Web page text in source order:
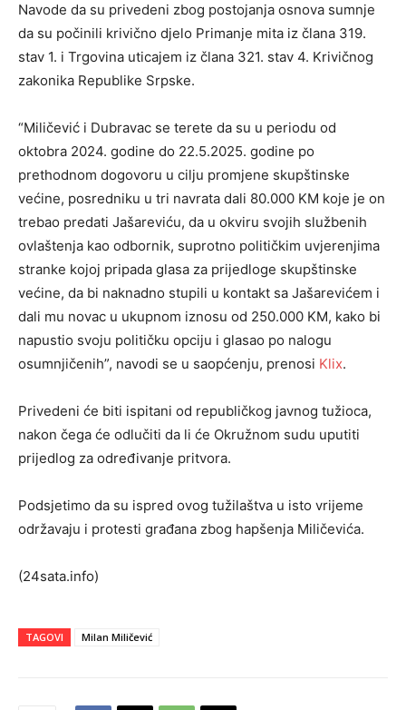
Navode da su privedeni zbog postojanja osnova sumnje
da su počinili krivično djelo Primanje mita iz člana 319.
stav 1. i Trgovina uticajem iz člana 321. stav 4. Krivičnog
zakonika Republike Srpske.
“Miličević i Dubravac se terete da su u periodu od
oktobra 2024. godine do 22.5.2025. godine po
prethodnom dogovoru u cilju promjene skupštinske
većine, posredniku u tri navrata dali 80.000 KM koje je on
trebao predati Jašareviću, da u okviru svojih službenih
ovlaštenja kao odbornik, suprotno političkim uvjerenjima
stranke kojoj pripada glasa za prijedloge skupštinske
većine, da bi naknadno stupili u kontakt sa Jašarevićem i
dali mu novac u ukupnom iznosu od 250.000 KM, kako bi
napustio svoju političku opciju i glasao po nalogu
osumnjičenih”, navodi se u saopćenju, prenosi Klix.
Privedeni će biti ispitani od republičkog javnog tužioca,
nakon čega će odlučiti da li će Okružnom sudu uputiti
prijedlog za određivanje pritvora.
Podsjetimo da su ispred ovog tužilaštva u isto vrijeme
održavaju i protesti građana zbog hapšenja Miličevića.
(24sata.info)
TAGOVI Milan Miličević